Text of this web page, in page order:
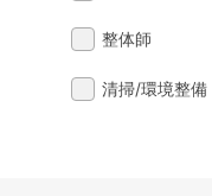
整体師
清掃/環境整備